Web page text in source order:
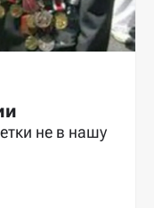
не в нашу